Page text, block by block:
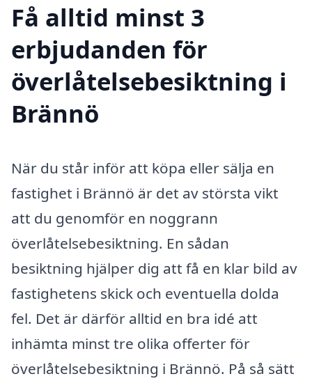
Få alltid minst 3
erbjudanden för
överlåtelsebesiktning i
Brännö
När du står inför att köpa eller sälja en
fastighet i Brännö är det av största vikt
att du genomför en noggrann
överlåtelsebesiktning. En sådan
besiktning hjälper dig att få en klar bild av
fastighetens skick och eventuella dolda
fel. Det är därför alltid en bra idé att
inhämta minst tre olika offerter för
överlåtelsebesiktning i Brännö. På så sätt